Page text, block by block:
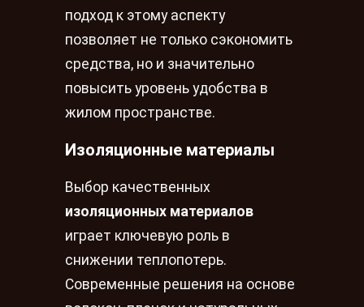
подход к этому аспекту
позволяет не только сэкономить
средства, но и значительно
повысить уровень удобства в
жилом пространстве.
Изоляционные материалы
Выбор качественных
изоляционных материалов
играет ключевую роль в
снижении теплопотерь.
Современные решения на основе